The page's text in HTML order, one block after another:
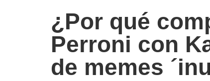
¿Por qué
Perroni con
de memes